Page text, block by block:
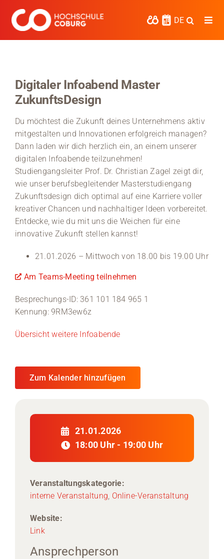
Inhalt
springen
DE
Kooperieren
Hochschule Coburg
Regionalentwicklung
Entdecke die Region
Informationen für …
Kontakt
Stellenangebote
News
Veranstaltungen
Digitaler Infoabend Master
ZukunftsDesign
Du möchtest die Zukunft deines Unternehmens aktiv
mitgestalten und Innovationen erfolgreich managen?
Dann laden wir dich herzlich ein, an einem unserer
digitalen Infoabende teilzunehmen!
Studiengangsleiter Prof. Dr. Christian Zagel zeigt dir,
wie unser berufsbegleitender Masterstudiengang
Zukunftsdesign dich optimal auf eine Karriere voller
kreativer Chancen und nachhaltiger Ideen vorbereitet.
Entdecke, wie du mit uns die Weichen für eine
innovative Zukunft stellen kannst!
21.01.2026 – Mittwoch von 18.00 bis 19.00 Uhr
Am Teams-Meeting teilnehmen
Besprechungs-ID: 361 101 184 965 1
Kennung: 9RM3ew6z
Übersicht weitere Infoabende
Zum Kalender hinzufügen
21.01.2026
18:00 Uhr - 19:00 Uhr
Veranstaltungskategorie:
interne Veranstaltung, Online-Veranstaltung
Website:
Link
Ansprechperson